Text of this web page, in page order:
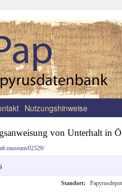
Nutzungshinweise
von Unterhalt in
02529/
Standort: Papyrusdepot